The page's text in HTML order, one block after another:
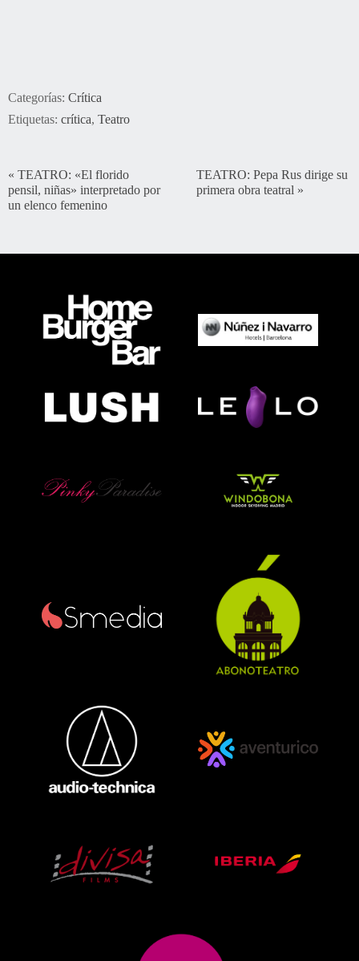
Categorías: Crítica
Etiquetas: crítica, Teatro
« TEATRO: «El florido
pensil, niñas» interpretado por
un elenco femenino
TEATRO: Pepa Rus dirige su
primera obra teatral »